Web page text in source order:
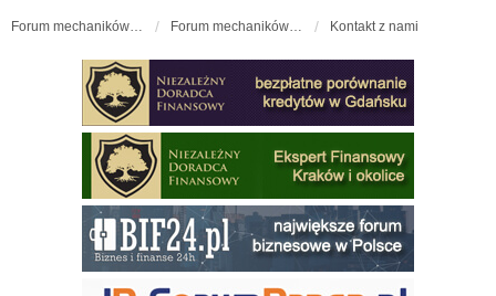
Forum mechaników samochodowych - forum-mechaniczne.pl Forum mechaników samochodowych Kontakt z nami